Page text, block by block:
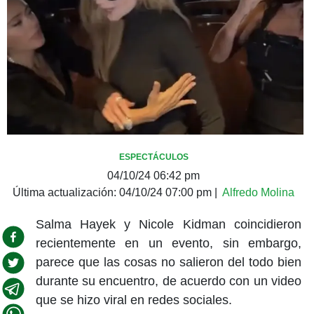
ESPECTÁCULOS
04/10/24 06:42 pm
Última actualización: 04/10/24 07:00 pm Alfredo Molina
Salma Hayek y Nicole Kidman coincidieron
recientemente en un evento, sin embargo,
parece que las cosas no salieron del todo bien
durante su encuentro, de acuerdo con un video
que se hizo viral en redes sociales.